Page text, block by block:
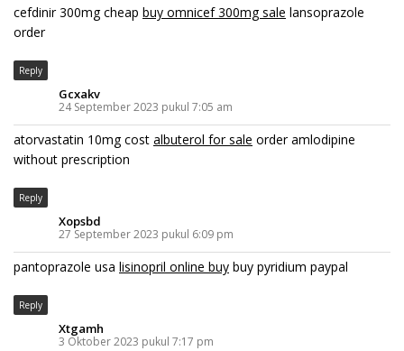
cefdinir 300mg cheap buy omnicef 300mg sale lansoprazole
order
Reply
Gcxakv
24 September 2023 pukul 7:05 am
atorvastatin 10mg cost albuterol for sale order amlodipine
without prescription
Reply
Xopsbd
27 September 2023 pukul 6:09 pm
pantoprazole usa lisinopril online buy buy pyridium paypal
Reply
Xtgamh
3 Oktober 2023 pukul 7:17 pm